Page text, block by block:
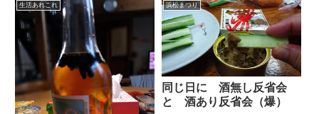
生活あれこれ 浜松まつり
同じ日に 酒無し反省会
と 酒あり反省会（爆）